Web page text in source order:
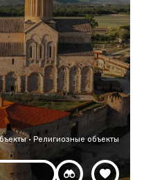
· Религиозные объекты